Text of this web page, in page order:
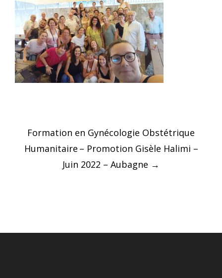
Post
navigation
Formation en Gynécologie Obstétrique
Humanitaire – Promotion Gisèle Halimi –
Juin 2022 – Aubagne →